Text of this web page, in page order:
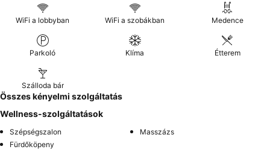
WiFi a lobbyban WiFi a szobákban Medence
Parkoló Klíma Étterem
Szálloda bár
Összes kényelmi szolgáltatás
Wellness-szolgáltatások
Szépségszalon
Masszázs
Fürdőköpeny